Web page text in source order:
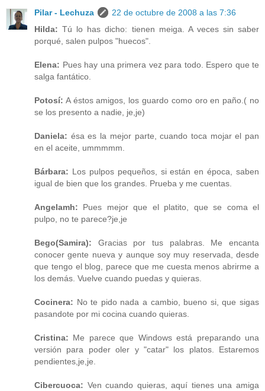
Pilar - Lechuza
22 de octubre de 2008 a las 7:36
Hilda: Tú lo has dicho: tienen meiga. A veces sin saber
porqué, salen pulpos "huecos".
Elena: Pues hay una primera vez para todo. Espero que te
salga fantático.
Potosí: A éstos amigos, los guardo como oro en paño.( no
se los presento a nadie, je,je)
Daniela: ésa es la mejor parte, cuando toca mojar el pan
en el aceite, ummmmm.
Bárbara: Los pulpos pequeños, si están en época, saben
igual de bien que los grandes. Prueba y me cuentas.
Angelamh: Pues mejor que el platito, que se coma el
pulpo, no te parece?je,je
Bego(Samira): Gracias por tus palabras. Me encanta
conocer gente nueva y aunque soy muy reservada, desde
que tengo el blog, parece que me cuesta menos abrirme a
los demás. Vuelve cuando puedas y quieras.
Cocinera: No te pido nada a cambio, bueno si, que sigas
pasandote por mi cocina cuando quieras.
Cristina: Me parece que Windows está preparando una
versión para poder oler y "catar" los platos. Estaremos
pendientes,je,je.
Cibercuoca: Ven cuando quieras, aquí tienes una amiga